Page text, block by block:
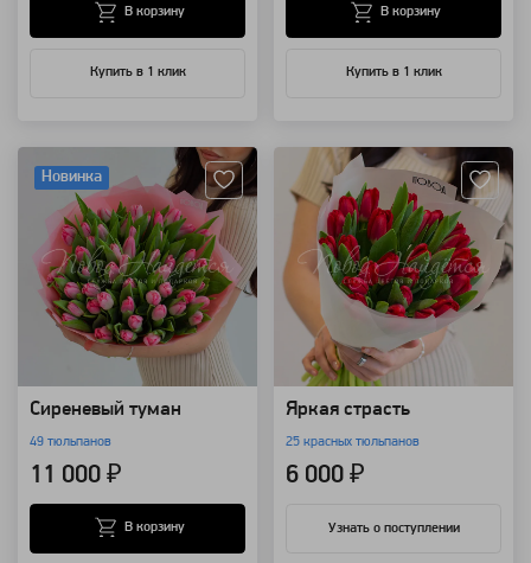
Купить в 1 клик
В корзину
Купить в 1 клик
В корзину
Новинка
Сиреневый туман
49 тюльпанов
11 000 ₽
В корзину
Яркая страсть
25 красных тюльпанов
6 000 ₽
Узнать о поступлении